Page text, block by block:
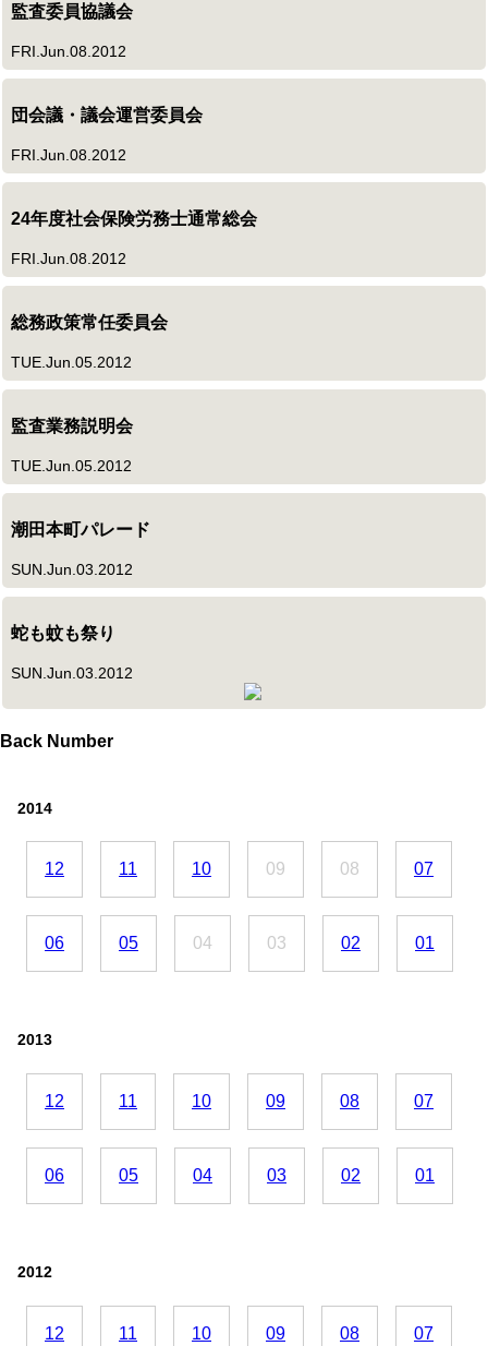
監査委員協議会
FRI.Jun.08.2012
団会議・議会運営委員会
FRI.Jun.08.2012
24年度社会保険労務士通常総会
FRI.Jun.08.2012
総務政策常任委員会
TUE.Jun.05.2012
監査業務説明会
TUE.Jun.05.2012
潮田本町パレード
SUN.Jun.03.2012
蛇も蚊も祭り
SUN.Jun.03.2012
Back Number
2014
12 11 10 09 08 07
06 05 04 03 02 01
2013
12 11 10 09 08 07
06 05 04 03 02 01
2012
12 11 10 09 08 07